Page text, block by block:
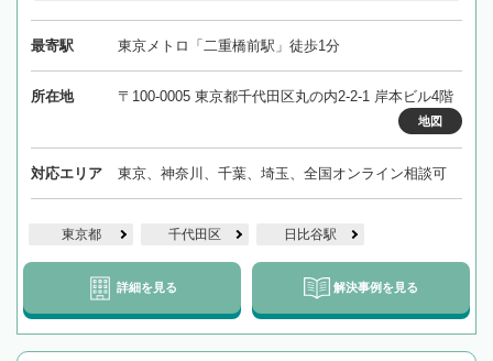
最寄駅 東京メトロ「二重橋前駅」徒歩1分
所在地 〒100-0005 東京都千代田区丸の内2-2-1 岸本ビル4階
地図
対応エリア 東京、神奈川、千葉、埼玉、全国オンライン相談可
東京都 千代田区 日比谷駅
詳細を見る 解決事例を見る